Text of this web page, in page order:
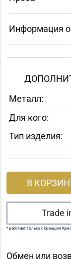
Информация
Металл:
Для кого:
Тип изделия:
В
Trade
* работает только с брендом
Обмен или